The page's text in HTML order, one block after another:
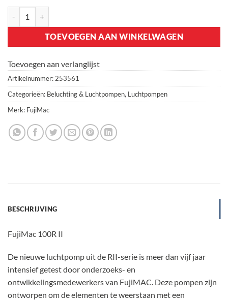
TOEVOEGEN AAN WINKELWAGEN
Toevoegen aan verlanglijst
Artikelnummer: 253561
Categorieën: Beluchting & Luchtpompen, Luchtpompen
Merk: FujiMac
BESCHRIJVING
FujiMac 100R II
De nieuwe luchtpomp uit de RII-serie is meer dan vijf jaar
intensief getest door onderzoeks- en
ontwikkelingsmedewerkers van FujiMAC. Deze pompen zijn
ontworpen om de elementen te weerstaan ​​met een